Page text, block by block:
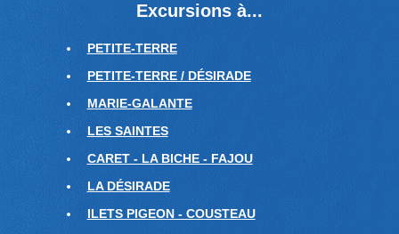
Excursions à...
PETITE-TERRE
PETITE-TERRE / DÉSIRADE
MARIE-GALANTE
LES SAINTES
CARET - LA BICHE - FAJOU
LA DÉSIRADE
ILETS PIGEON - COUSTEAU